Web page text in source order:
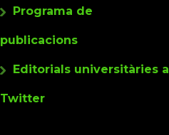
Programa de
publicacions
Editorials universitàries a
Twitter